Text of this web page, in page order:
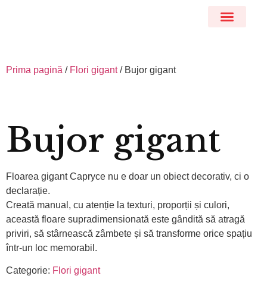
Prima pagină / Flori gigant/ Bujor gigant
Bujor gigant
Floarea gigant Capryce nu e doar un obiect decorativ, ci o
declarație.
Creată manual, cu atenție la texturi, proporții și culori,
această floare supradimensionată este gândită să atragă
priviri, să stârnească zâmbete și să transforme orice spațiu
într-un loc memorabil.
Categorie: Flori gigant